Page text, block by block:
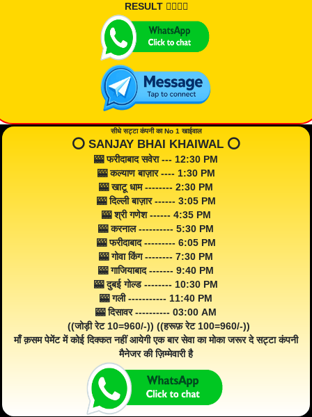
RESULT 👇🏾👇🏾
सीधे सट्टा कंपनी का No 1 खाईवाल
⭕️ SANJAY BHAI KHAIWAL ⭕️
🎰 फरीदाबाद सवेरा --- 12:30 PM
🎰 कल्याण बाज़ार ---- 1:30 PM
🎰 खाटू धाम -------- 2:30 PM
🎰 दिल्ली बाज़ार ------ 3:05 PM
🎰 श्री गणेश ------ 4:35 PM
🎰 करनाल ---------- 5:30 PM
🎰 फरीदाबाद --------- 6:05 PM
🎰 गोवा किंग -------- 7:30 PM
🎰 गाजियाबाद ------- 9:40 PM
🎰 दुबई गोल्ड -------- 10:30 PM
🎰 गली ----------- 11:40 PM
🎰 दिसावर ---------- 03:00 AM
((जोड़ी रेट 10=960/-)) ((हरूफ़ रेट 100=960/-))
माँ क़सम पेमेंट में कोई दिक्कत नहीं आयेगी एक बार सेवा का मोका जरूर दे सट्टा कंपनी
मैनेजर की ज़िम्मेवारी है